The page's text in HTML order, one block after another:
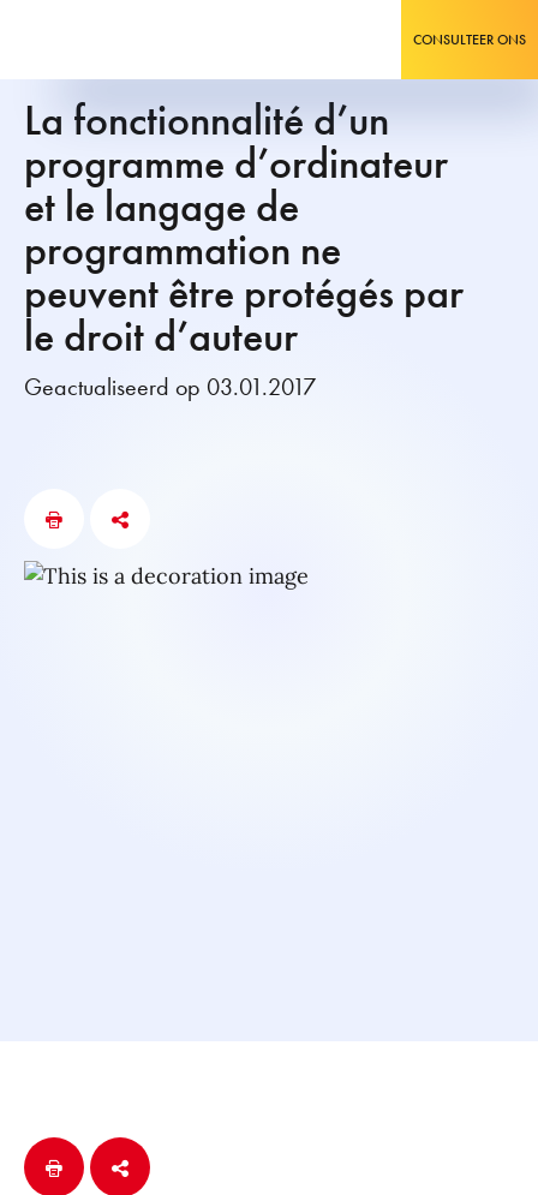
CONSULTEER ONS
La fonctionnalité d’un
programme d’ordinateur
et le langage de
programmation ne
peuvent être protégés par
le droit d’auteur
Geactualiseerd op 03.01.2017